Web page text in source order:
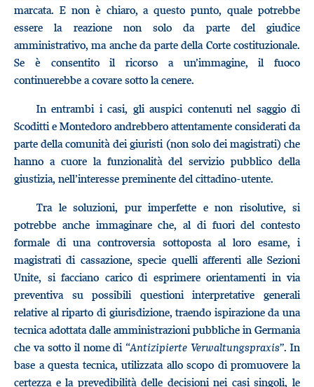
marcata. E non è chiaro, a questo punto, quale potrebbe
essere la reazione non solo da parte del giudice
amministrativo, ma anche da parte della Corte costituzionale.
Se è consentito il ricorso a un’immagine, il fuoco
continuerebbe a covare sotto la cenere.
In entrambi i casi, gli auspici contenuti nel saggio di
Scoditti e Montedoro andrebbero attentamente considerati da
parte della comunità dei giuristi (non solo dei magistrati) che
hanno a cuore la funzionalità del servizio pubblico della
giustizia, nell’interesse preminente del cittadino-utente.
Tra le soluzioni, pur imperfette e non risolutive, si
potrebbe anche immaginare che, al di fuori del contesto
formale di una controversia sottoposta al loro esame, i
magistrati di cassazione, specie quelli afferenti alle Sezioni
Unite, si facciano carico di esprimere orientamenti in via
preventiva su possibili questioni interpretative generali
relative al riparto di giurisdizione, traendo ispirazione da una
tecnica adottata dalle amministrazioni pubbliche in Germania
che va sotto il nome di “Antizipierte Verwaltungspraxis”. In
base a questa tecnica, utilizzata allo scopo di promuovere la
certezza e la prevedibilità delle decisioni nei casi singoli, le